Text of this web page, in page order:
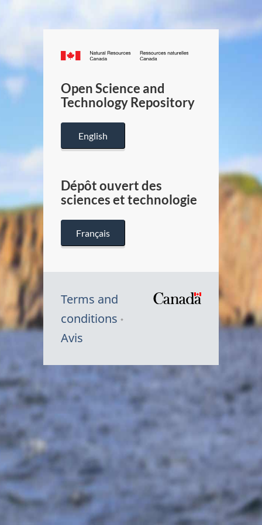
Canada.ca
/
Canada
Open Science and
Technology Repository
English
Dépôt ouvert des
sciences et technologie
Français
Terms and
conditions
Avis
Symbole
Canada